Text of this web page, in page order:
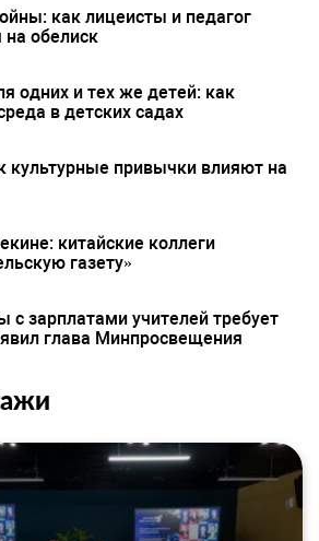
как лицеисты и педагог
на обелиск
одних и тех же детей: как
в детских садах
культурные привычки влияют на
китайские коллеги
газету»
зарплатами учителей требует
глава Минпросвещения